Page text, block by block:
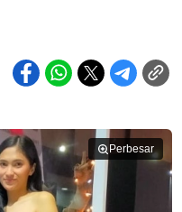
Perbesar